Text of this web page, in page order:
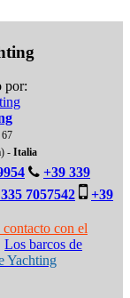
por:
- Italia
+39 339
7057542
+39
contacto con el
Los barcos de
Yachting